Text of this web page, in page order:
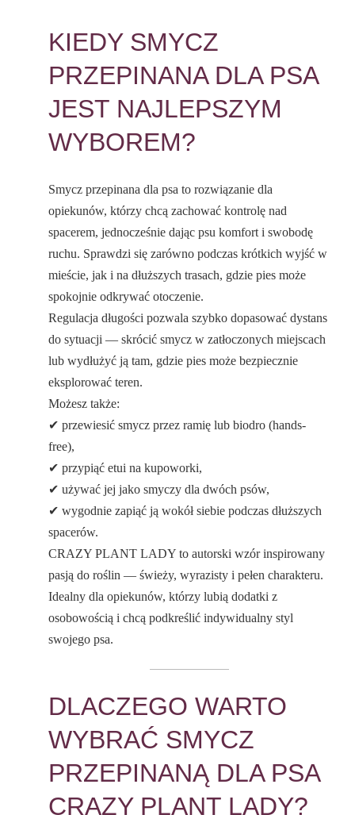
KIEDY SMYCZ
PRZEPINANA DLA PSA
JEST NAJLEPSZYM
WYBOREM?
Smycz przepinana dla psa to rozwiązanie dla
opiekunów, którzy chcą zachować kontrolę nad
spacerem, jednocześnie dając psu komfort i swobodę
ruchu. Sprawdzi się zarówno podczas krótkich wyjść w
mieście, jak i na dłuższych trasach, gdzie pies może
spokojnie odkrywać otoczenie.
Regulacja długości pozwala szybko dopasować dystans
do sytuacji — skrócić smycz w zatłoczonych miejscach
lub wydłużyć ją tam, gdzie pies może bezpiecznie
eksplorować teren.
Możesz także:
✔ przewiesić smycz przez ramię lub biodro (hands-
free),
✔ przypiąć etui na kupoworki,
✔ używać jej jako smyczy dla dwóch psów,
✔ wygodnie zapiąć ją wokół siebie podczas dłuższych
spacerów.
CRAZY PLANT LADY to autorski wzór inspirowany
pasją do roślin — świeży, wyrazisty i pełen charakteru.
Idealny dla opiekunów, którzy lubią dodatki z
osobowością i chcą podkreślić indywidualny styl
swojego psa.
DLACZEGO WARTO
WYBRAĆ SMYCZ
PRZEPINANĄ DLA PSA
CRAZY PLANT LADY?